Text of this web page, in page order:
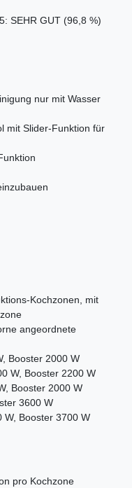
SEHR GUT (96,8 %)
nur mit Wasser
mit Slider-Funktion für
Kochzonen, mit
angeordnete
Booster 2000 W
W, Booster 2200 W
Booster 2000 W
3600 W
Booster 3700 W
pro Kochzone